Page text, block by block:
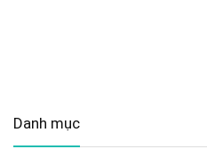
Danh mục